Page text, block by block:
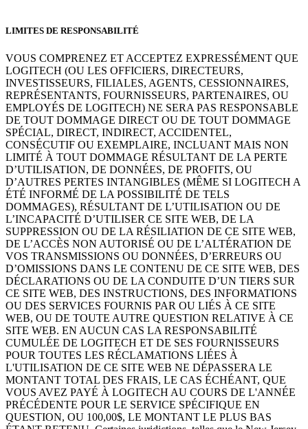
LIMITES DE RESPONSABILITÉ
VOUS COMPRENEZ ET ACCEPTEZ EXPRESSÉMENT QUE
LOGITECH (OU LES OFFICIERS, DIRECTEURS,
INVESTISSEURS, FILIALES, AGENTS, CESSIONNAIRES,
REPRÉSENTANTS, FOURNISSEURS, PARTENAIRES, OU
EMPLOYÉS DE LOGITECH) NE SERA PAS RESPONSABLE
DE TOUT DOMMAGE DIRECT OU DE TOUT DOMMAGE
SPÉCIAL, DIRECT, INDIRECT, ACCIDENTEL,
CONSÉCUTIF OU EXEMPLAIRE, INCLUANT MAIS NON
LIMITÉ À TOUT DOMMAGE RÉSULTANT DE LA PERTE
D’UTILISATION, DE DONNÉES, DE PROFITS, OU
D’AUTRES PERTES INTANGIBLES (MÊME SI LOGITECH A
ÉTÉ INFORMÉ DE LA POSSIBILITÉ DE TELS
DOMMAGES), RÉSULTANT DE L’UTILISATION OU DE
L’INCAPACITÉ D’UTILISER CE SITE WEB, DE LA
SUPPRESSION OU DE LA RÉSILIATION DE CE SITE WEB,
DE L’ACCÈS NON AUTORISÉ OU DE L’ALTÉRATION DE
VOS TRANSMISSIONS OU DONNÉES, D’ERREURS OU
D’OMISSIONS DANS LE CONTENU DE CE SITE WEB, DES
DÉCLARATIONS OU DE LA CONDUITE D’UN TIERS SUR
CE SITE WEB, DES INSTRUCTIONS, DES INFORMATIONS
OU DES SERVICES FOURNIS PAR OU LIÉS À CE SITE
WEB, OU DE TOUTE AUTRE QUESTION RELATIVE À CE
SITE WEB. EN AUCUN CAS LA RESPONSABILITÉ
CUMULÉE DE LOGITECH ET DE SES FOURNISSEURS
POUR TOUTES LES RÉCLAMATIONS LIÉES À
L'UTILISATION DE CE SITE WEB NE DÉPASSERA LE
MONTANT TOTAL DES FRAIS, LE CAS ÉCHÉANT, QUE
VOUS AVEZ PAYÉ À LOGITECH AU COURS DE L'ANNÉE
PRÉCÉDENTE POUR LE SERVICE SPÉCIFIQUE EN
QUESTION, OU 100,00$, LE MONTANT LE PLUS BAS